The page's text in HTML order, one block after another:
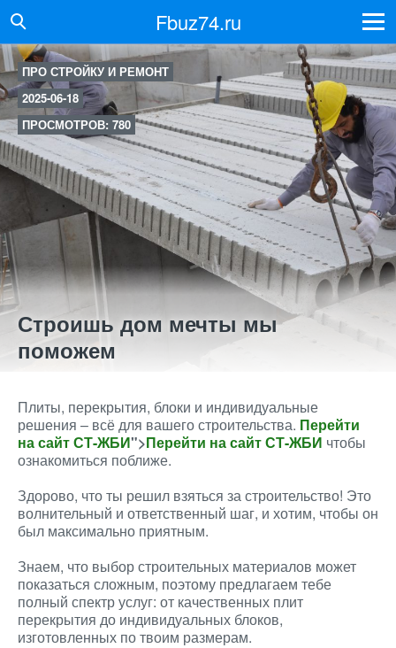
Fbuz74.ru
ПРО СТРОЙКУ И РЕМОНТ
2025-06-18
ПРОСМОТРОВ: 780
Строишь дом мечты мы
поможем
Плиты, перекрытия, блоки и индивидуальные
решения – всё для вашего строительства. Перейти
на сайт СТ-ЖБИ">Перейти на сайт СТ-ЖБИ чтобы
ознакомиться поближе.
Здорово, что ты решил взяться за строительство! Это
волнительный и ответственный шаг, и хотим, чтобы он
был максимально приятным.
Знаем, что выбор строительных материалов может
показаться сложным, поэтому предлагаем тебе
полный спектр услуг: от качественных плит
перекрытия до индивидуальных блоков,
изготовленных по твоим размерам.